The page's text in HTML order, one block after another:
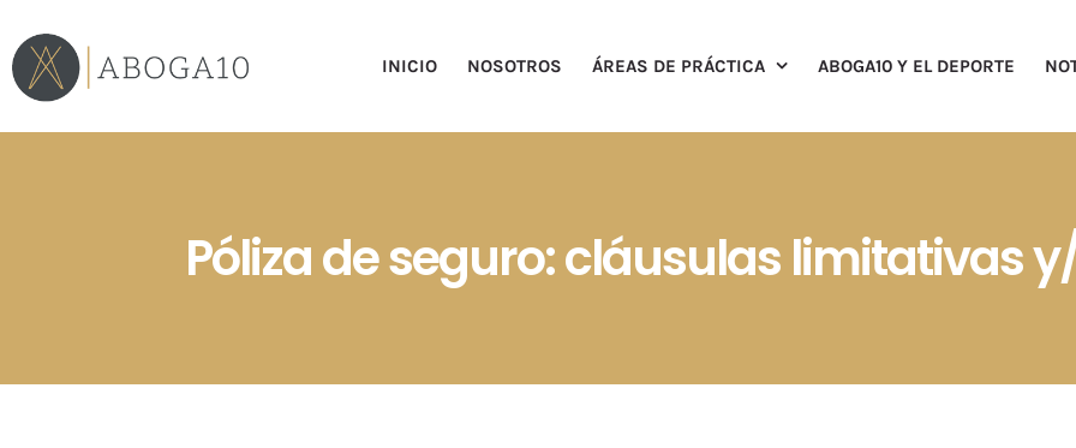
al
contenido
INICIO NOSOTROS ÁREAS DE PRÁCTICA ABOGA10 Y EL DEPORTE
Póliza de seguro: cláusulas limitativas